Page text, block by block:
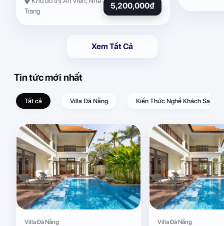
Trang
5,200,000₫
Xem Tất Cả
Tin tức mới nhất
Tất cả Villa Đà Nẵng Kiến Thức Nghề Khách Sạn –
Villa Đà Nẵng Villa Đà Nẵng